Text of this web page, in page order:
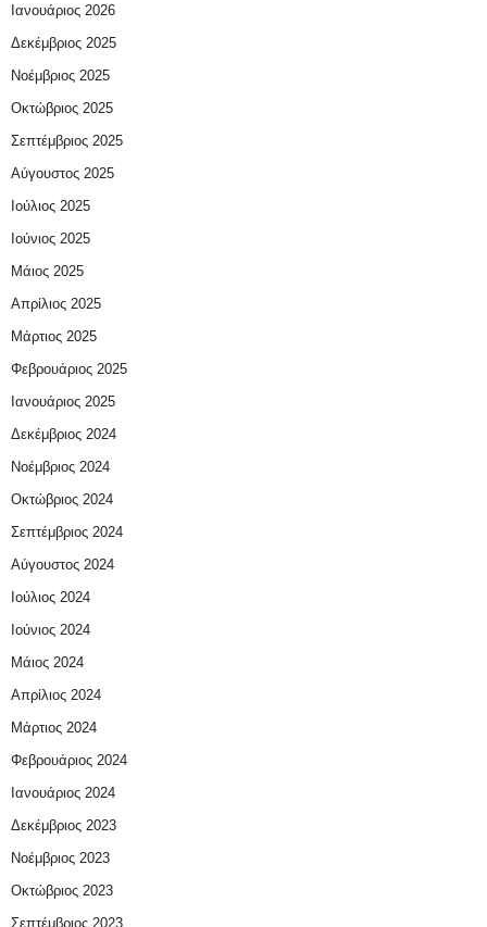
Ιανουάριος 2026
Δεκέμβριος 2025
Νοέμβριος 2025
Οκτώβριος 2025
Σεπτέμβριος 2025
Αύγουστος 2025
Ιούλιος 2025
Ιούνιος 2025
Μάιος 2025
Απρίλιος 2025
Μάρτιος 2025
Φεβρουάριος 2025
Ιανουάριος 2025
Δεκέμβριος 2024
Νοέμβριος 2024
Οκτώβριος 2024
Σεπτέμβριος 2024
Αύγουστος 2024
Ιούλιος 2024
Ιούνιος 2024
Μάιος 2024
Απρίλιος 2024
Μάρτιος 2024
Φεβρουάριος 2024
Ιανουάριος 2024
Δεκέμβριος 2023
Νοέμβριος 2023
Οκτώβριος 2023
Σεπτέμβριος 2023